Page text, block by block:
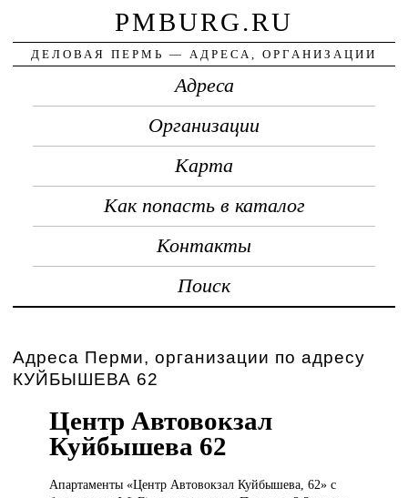
PMBURG.RU
ДЕЛОВАЯ ПЕРМЬ — АДРЕСА, ОРГАНИЗАЦИИ
Адреса
Организации
Карта
Как попасть в каталог
Контакты
Поиск
Адреса Перми, организации по адресу
КУЙБЫШЕВА 62
Центр Автовокзал
Куйбышева 62
Апартаменты «ЦентрАвтовокзал Куйбышева, 62» с